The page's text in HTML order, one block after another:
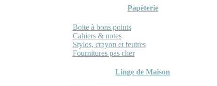
Papèterie
Boite à bons points
Cahiers & notes
Stylos, crayon et feutres
Fournitures pas cher
Linge de Maison